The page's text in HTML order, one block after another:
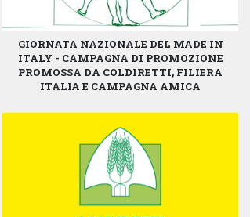
GIORNATA NAZIONALE DEL MADE IN
ITALY - CAMPAGNA DI PROMOZIONE
PROMOSSA DA COLDIRETTI, FILIERA
ITALIA E CAMPAGNA AMICA